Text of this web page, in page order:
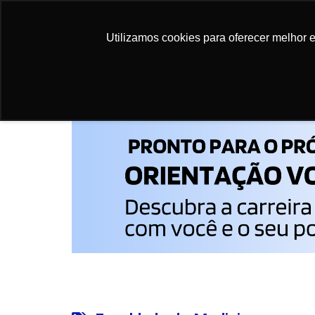
Utilizamos cookies para oferecer melhor
Utilizamos cookies para oferecer melhor